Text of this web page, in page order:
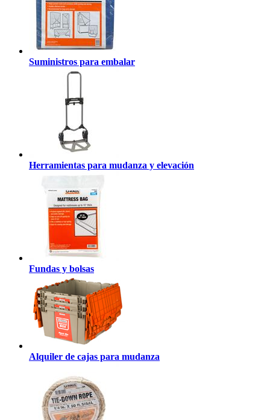
Suministros para embalar
Herramientas para mudanza y elevación
Fundas y bolsas
Alquiler de cajas para mudanza